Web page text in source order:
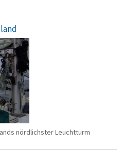
nördlichster Leuchtturm